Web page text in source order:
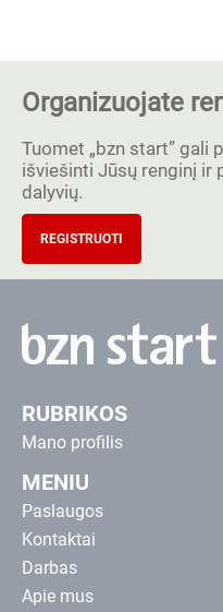
Organizuojate
Tuomet „bzn start” gali
išviešinti Jūsų renginį
dalyvių.
REGISTRUOTI
RUBRIKOS
Mano profilis
MENIU
Paslaugos
Kontaktai
Darbas
Apie mus